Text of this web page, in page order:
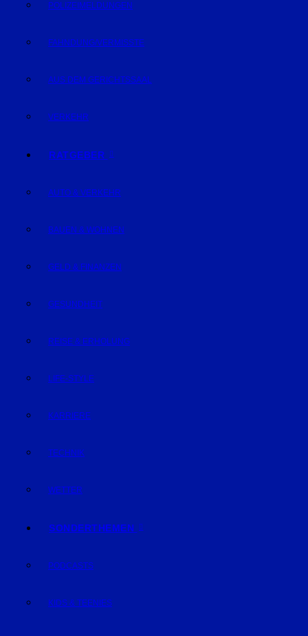
POLIZEIMELDUNGEN
FAHNDUNG/VERMISSTE
AUS DEM GERICHTSSAAL
VERKEHR
RATGEBER
AUTO & VERKEHR
BAUEN & WOHNEN
GELD & FINANZEN
GESUNDHEIT
REISE & ERHOLUNG
LIFE-STYLE
KARRIERE
TECHNIK
WETTER
SONDERTHEMEN
PODCASTS
KIDS & TEENIES